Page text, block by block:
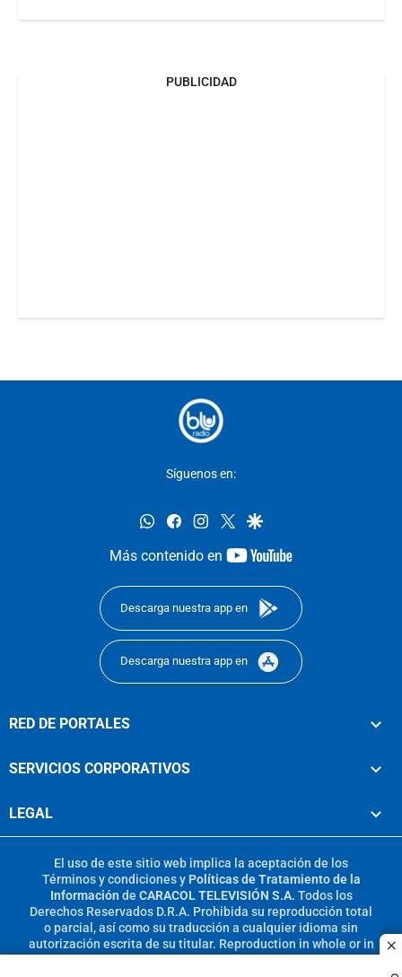
PUBLICIDAD
Síguenos en:
whatsappfacebookinstagram
twittergoogle
Más contenido en
youtube-
Descarga nuestra app en
Descarga nuestra app en
RED DE PORTALES
SERVICIOS CORPORATIVOS
LEGAL
El uso de este sitio web implica la aceptación de los
Términos y condicionesy Políticas de Tratamiento de la
Información de CARACOL TELEVISIÓN S.A. Todos los
Derechos Reservados D.R.A. Prohibida su reproducción total
o parcial, así como su traducción a cualquier idioma sin
autorización escrita de su titular. Reproduction in whole or in